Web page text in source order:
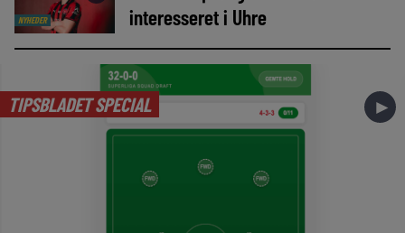
NYHEDER
interesseret i Uhre
TIPSBLADET SPECIAL ►